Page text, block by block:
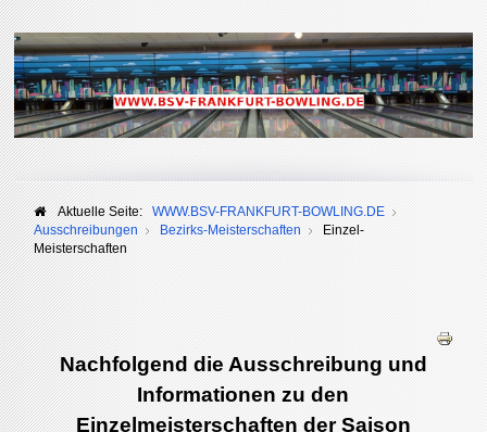
Aktuelle Seite:WWW.BSV-FRANKFURT-BOWLING.DE
Ausschreibungen
Bezirks-Meisterschaften
Einzel-
Meisterschaften
Nachfolgend die Ausschreibung und
Informationen zu den
Einzelmeisterschaften der Saison